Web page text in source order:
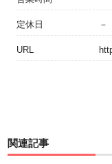
定休日 －
URL
関連記事